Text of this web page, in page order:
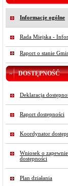
Informacje ogólne
Rada Miejska -
Raport o stanie
DOSTĘPNOŚĆ
Deklaracja
Raport dostępności
Koordynator
Wniosek o
dostępności
Plan działania